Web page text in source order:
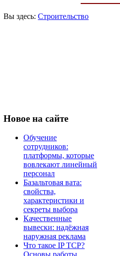
Вы здесь: Строительство
Новое на сайте
Обучение
сотрудников:
платформы, которые
вовлекают линейный
персонал
Базальтовая вата:
свойства,
характеристики и
секреты выбора
Качественные
вывески: надёжная
наружная реклама
Что такое IP TCP?